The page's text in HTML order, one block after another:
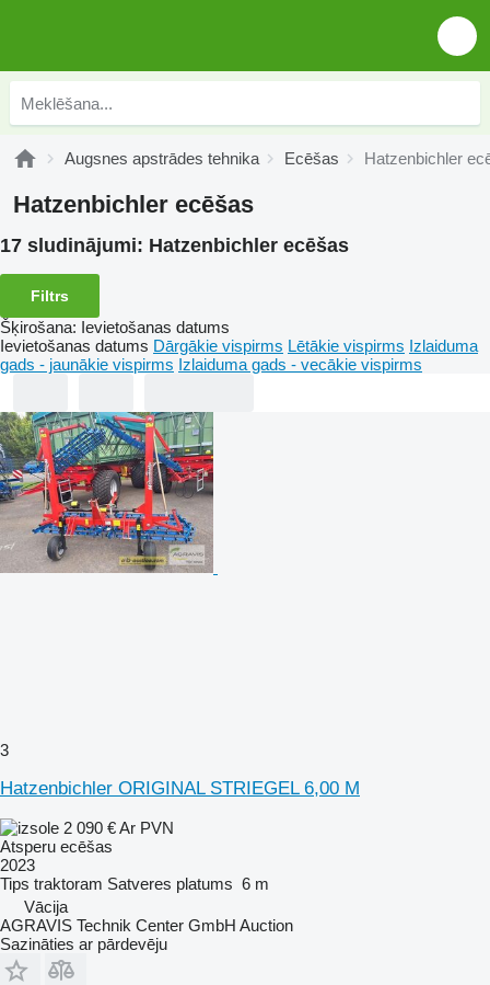
Augsnes apstrādes tehnika Ecēšas Hatzenbichler
Hatzenbichler ecēšas
17 sludinājumi: Hatzenbichler ecēšas
Filtrs
Šķirošana: Ievietošanas datums
Ievietošanas datums Dārgākie vispirms Lētākie vispirms Izlaiduma
gads - jaunākie vispirms Izlaiduma gads - vecākie vispirms
3
Hatzenbichler ORIGINAL STRIEGEL 6,00 M
2 090 €Ar PVN
Atsperu ecēšas
2023
Tips traktoram Satveres platums 6 m
Vācija
AGRAVIS Technik Center GmbH Auction
Sazināties ar pārdevēju